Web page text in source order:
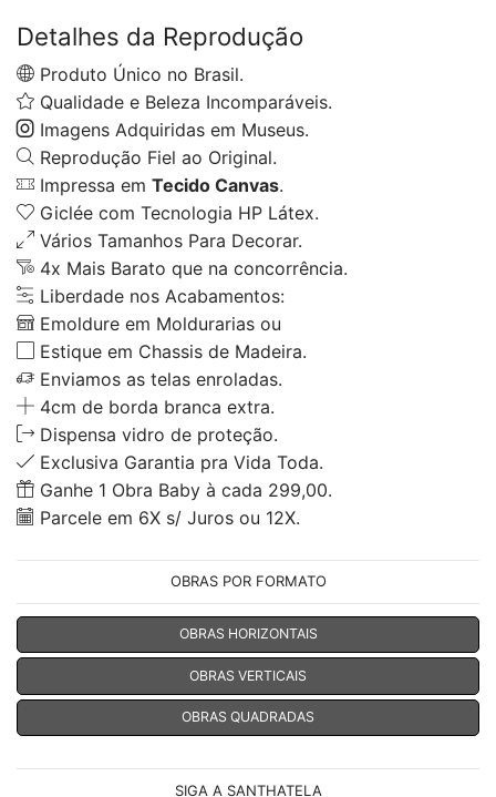
Detalhes da Reprodução
Produto Único no Brasil.
Qualidade e Beleza Incomparáveis.
Imagens Adquiridas em Museus.
Reprodução Fiel ao Original.
Impressa em Tecido Canvas.
Giclée com Tecnologia HP Látex.
Vários Tamanhos Para Decorar.
4x Mais Barato que na concorrência.
Liberdade nos Acabamentos:
Emoldure em Moldurarias ou
Estique em Chassis de Madeira.
Enviamos as telas enroladas.
4cm de borda branca extra.
Dispensa vidro de proteção.
Exclusiva Garantia pra Vida Toda.
Ganhe 1 Obra Baby à cada 299,00.
Parcele em 6X s/ Juros ou 12X.
OBRAS POR FORMATO
OBRAS HORIZONTAIS
OBRAS VERTICAIS
OBRAS QUADRADAS
SIGA A SANTHATELA